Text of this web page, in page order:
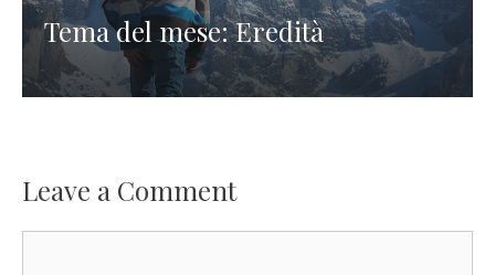
Tema del mese: Eredità
Leave a Comment